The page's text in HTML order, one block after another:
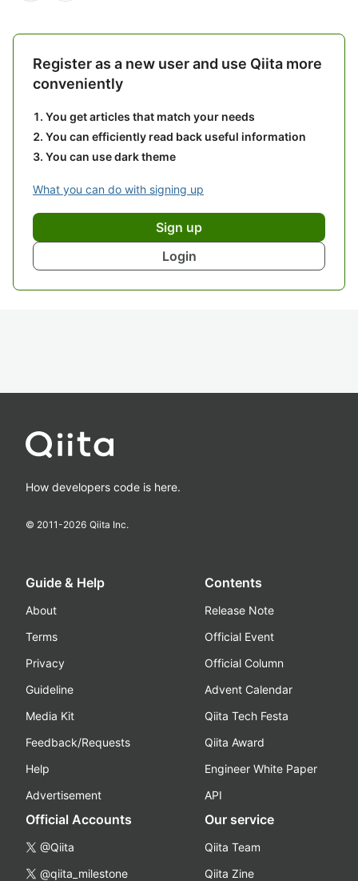
Register as a new user and use Qiita more
conveniently
You get articles that match your needs
You can efficiently read back useful information
You can use dark theme
What you can do with signing up
Sign up
Login
How developers code is here.
© 2011-2026 Qiita Inc.
Guide & Help
About
Terms
Privacy
Guideline
Media Kit
Feedback/Requests
Help
Advertisement
Contents
Release Note
Official Event
Official Column
Advent Calendar
Qiita Tech Festa
Qiita Award
Engineer White Paper
API
Official Accounts
@Qiita
@qiita_milestone
Our service
Qiita Team
Qiita Zine